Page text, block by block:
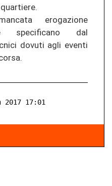
erogazione
specificano dal
dovuti agli eventi
2017 17:01